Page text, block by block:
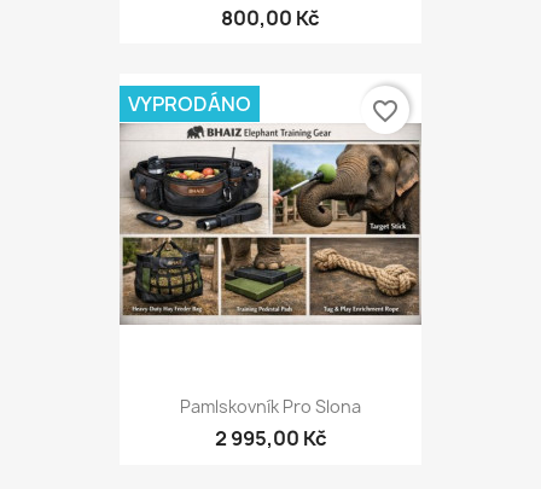
800,00 Kč
Pamlskovník Pro Slona
2 995,00 Kč
VYPRODÁNO favorite_border